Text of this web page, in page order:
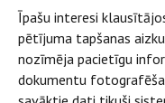
Īpašu interesi
pētījuma tapšanas
nozīmēja pacietīgu
dokumentu